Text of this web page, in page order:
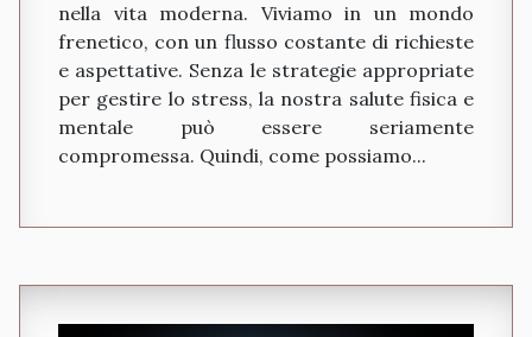
nella vita moderna. Viviamo in un mondo
frenetico, con un flusso costante di richieste
e aspettative. Senza le strategie appropriate
per gestire lo stress, la nostra salute fisica e
mentale può essere seriamente
compromessa. Quindi, come possiamo...